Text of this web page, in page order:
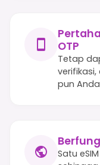
OTP
Tetap
pun
Satu